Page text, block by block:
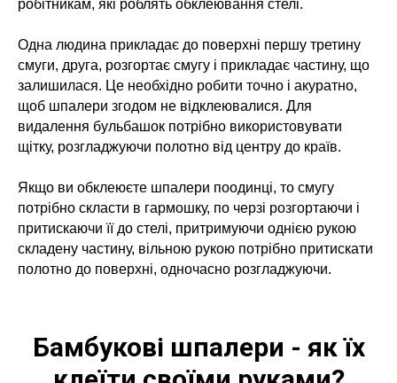
робітникам, які роблять обклеювання стелі.
Одна людина прикладає до поверхні першу третину
смуги, друга, розгортає смугу і прикладає частину, що
залишилася. Це необхідно робити точно і акуратно,
щоб шпалери згодом не відклеювалися. Для
видалення бульбашок потрібно використовувати
щітку, розгладжуючи полотно від центру до країв.
Якщо ви обклеюєте шпалери поодинці, то смугу
потрібно скласти в гармошку, по черзі розгортаючи і
притискаючи її до стелі, притримуючи однією рукою
складену частину, вільною рукою потрібно притискати
полотно до поверхні, одночасно розгладжуючи.
Бамбукові шпалери - як їх